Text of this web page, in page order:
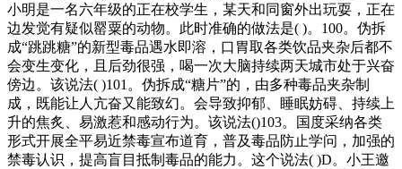
小明是一名六年级的正在校学生，某天和同窗外出玩耍，正在
边发觉有疑似罂粟的动物。此时准确的做法是( )。100。伪拆
成“跳跳糖”的新型毒品遇水即溶，口胃取各类饮品夹杂后都不
会变生变化，且后劲很强，喝一次大脑持续两天城市处于兴奋
傍边。该说法( )101。伪拆成“糖片”的，由多种毒品夹杂制
成，既能让人亢奋又能致幻。会导致抑郁、睡眠妨碍、持续上
升的焦炙、易激惹和感动行为。该说法()103。国度采纳各类
形式开展全平易近禁毒宣布道育，普及毒品防止学问，加强的
禁毒认识，提高盲目抵制毒品的能力。这个说法( )D。小王邀